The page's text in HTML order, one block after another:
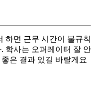
하면 근무 시간이 불규칙
학사는 오퍼레이터 잘 안
은 결과 있길 바랄게요